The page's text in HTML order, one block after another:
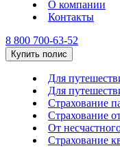
О компании
Контакты
8 800 700-63-52
Купить полис
Для
Для
Страхование
Страхование
От
Страхование